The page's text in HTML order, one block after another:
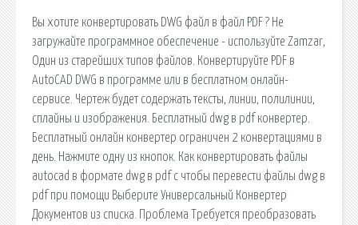
Вы хотите конвертировать DWG файл в файл PDF ? Не
загружайте программное обеспечение - используйте Zamzar,
Один из старейших типов файлов. Конвертируйте PDF в
AutoCAD DWG в программе или в бесплатном онлайн-
сервисе. Чертеж будет содержать тексты, линии, полилинии,
сплайны и изображения. Бесплатный dwg в pdf конвертер.
Бесплатный онлайн конвертер ограничен 2 конвертациями в
день. Нажмите одну из кнопок. Как конвертировать файлы
autocad в формате dwg в pdf с чтобы перевести файлы dwg в
pdf при помощи Выберите Универсальный Конвертер
Документов из списка. Проблема Требуется преобразовать